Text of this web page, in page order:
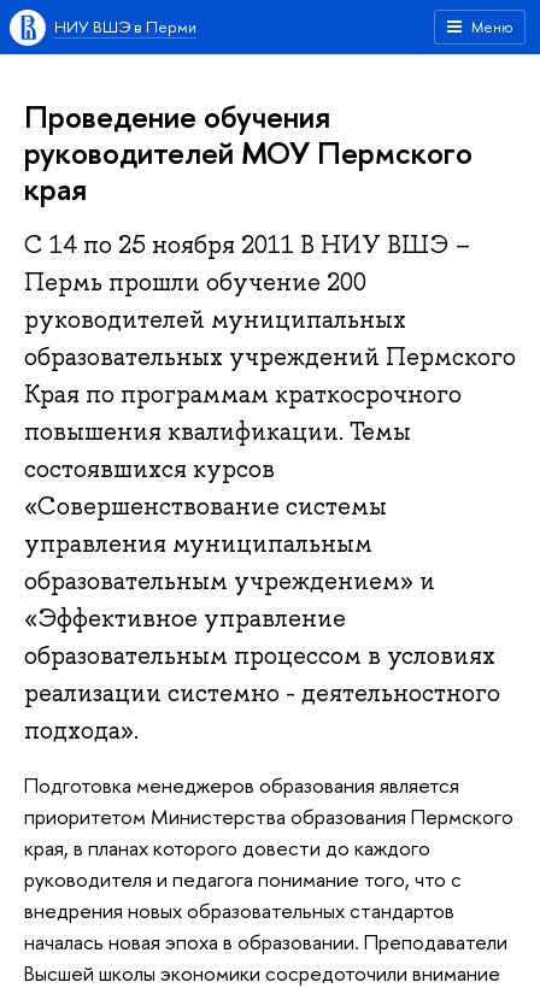
Меню
НИУ ВШЭ в Перми
Проведение обучения
руководителей МОУ Пермского
края
С 14 по 25 ноября 2011 В НИУ ВШЭ –
Пермь прошли обучение 200
руководителей муниципальных
образовательных учреждений Пермского
Края по программам краткосрочного
повышения квалификации. Темы
состоявшихся курсов
«Совершенствование системы
управления муниципальным
образовательным учреждением» и
«Эффективное управление
образовательным процессом в условиях
реализации системно - деятельностного
подхода».
Подготовка менеджеров образования является
приоритетом Министерства образования Пермского
края, в планах которого довести до каждого
руководителя и педагога понимание того, что с
внедрения новых образовательных стандартов
началась новая эпоха в образовании. Преподаватели
Высшей школы экономики сосредоточили внимание